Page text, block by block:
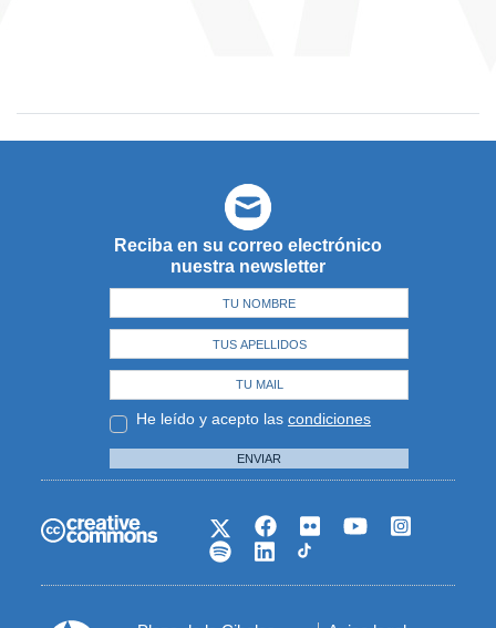
Reciba en su correo electrónico
nuestra newsletter
He leído y acepto las condiciones
ENVIAR